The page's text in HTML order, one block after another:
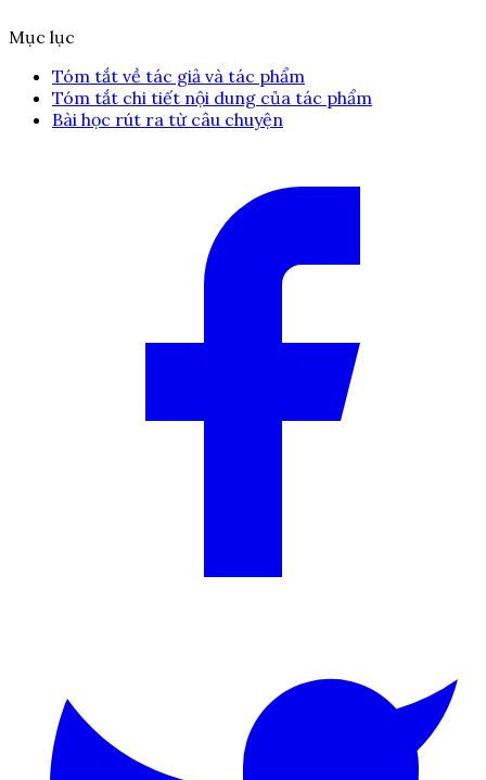
Mục lục
Tóm tắt về tác giả và tác phẩm
Tóm tắt chi tiết nội dung của tác phẩm
Bài học rút ra từ câu chuyện